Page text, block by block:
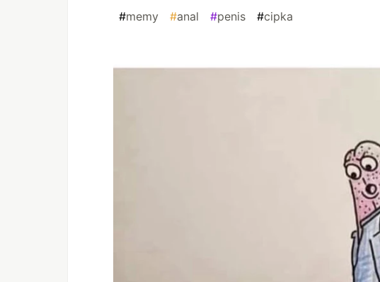
#memy #anal #penis #cipka